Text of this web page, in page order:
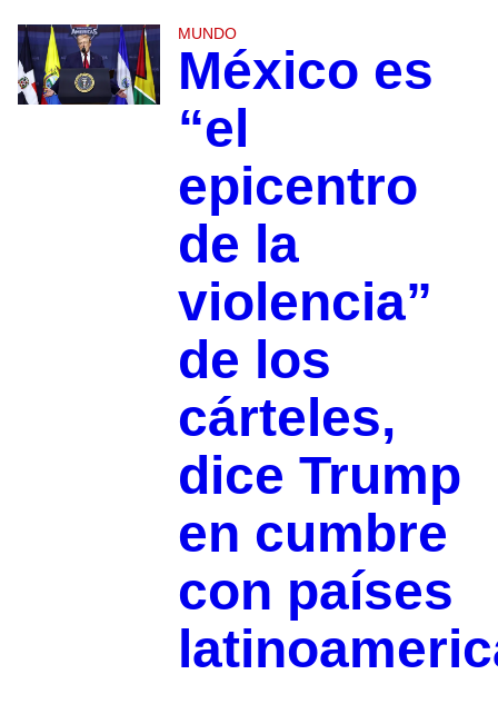
MUNDO
México es
“el
epicentro
de la
violencia”
de los
cárteles,
dice Trump
en cumbre
con países